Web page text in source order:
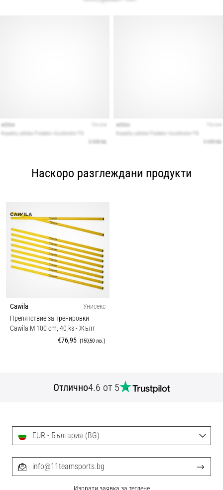
Наскоро разглеждани продукти
Cawila
Унисекс
Препятствие за тренировки
Cawila M 100 cm, 40 ks- Жълт
€76,95 (150,50 лв.)
Отлично4.6 от 5
EUR - България (BG)
info@11teamsports.bg